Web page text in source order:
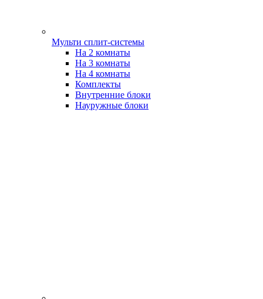
Мульти сплит-системы
На 2 комнаты
На 3 комнаты
На 4 комнаты
Комплекты
Внутренние блоки
Науружные блоки